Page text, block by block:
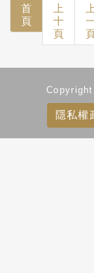
首
頁
上
十
頁
上
隱私權